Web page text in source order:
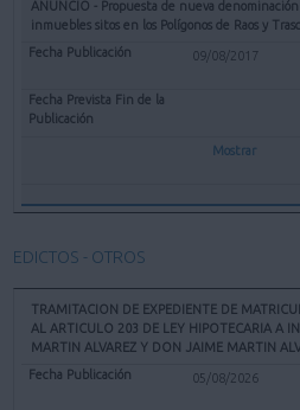
ANUNCIO - Propuesta de nueva
inmuebles sitos en los Polígonos de Raos y
09/08/2017
Mostrar
EDICTOS - OTROS
TRAMITACION DE EXPEDIENTE DE
AL ARTICULO 203 DE LEY HIPOTECARIA A
MARTIN ALVAREZ Y DON JAIME MARTIN
05/08/2026